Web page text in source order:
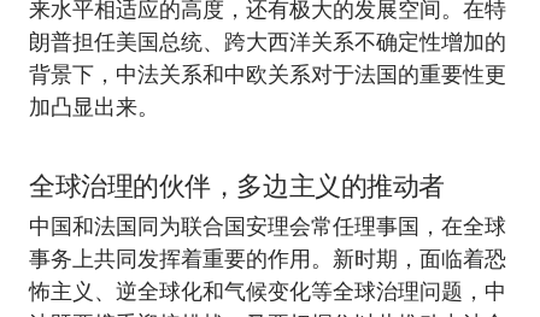
来水平相适应的高度，还有极大的发展空间。在特
朗普担任美国总统、跨大西洋关系不确定性增加的
背景下，中法关系和中欧关系对于法国的重要性更
加凸显出来。
全球治理的伙伴，多边主义的推动者
中国和法国同为联合国安理会常任理事国，在全球
事务上共同发挥着重要的作用。新时期，面临着恐
怖主义、逆全球化和气候变化等全球治理问题，中